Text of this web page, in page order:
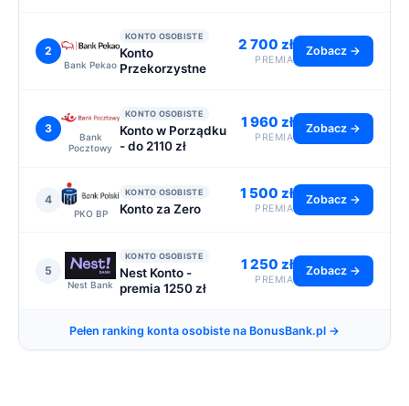
2
Bank Pekao
KONTO OSOBISTE
Konto
Przekorzystne
2 700 zł
PREMIA
Zobacz →
3
Bank
Pocztowy
KONTO OSOBISTE
Konto w Porządku
- do 2110 zł
1 960 zł
PREMIA
Zobacz →
4
PKO BP
KONTO OSOBISTE
Konto za Zero
1 500 zł
PREMIA
Zobacz →
5
Nest Bank
KONTO OSOBISTE
Nest Konto -
premia 1250 zł
1 250 zł
PREMIA
Zobacz →
Pełen ranking konta osobiste na BonusBank.pl →